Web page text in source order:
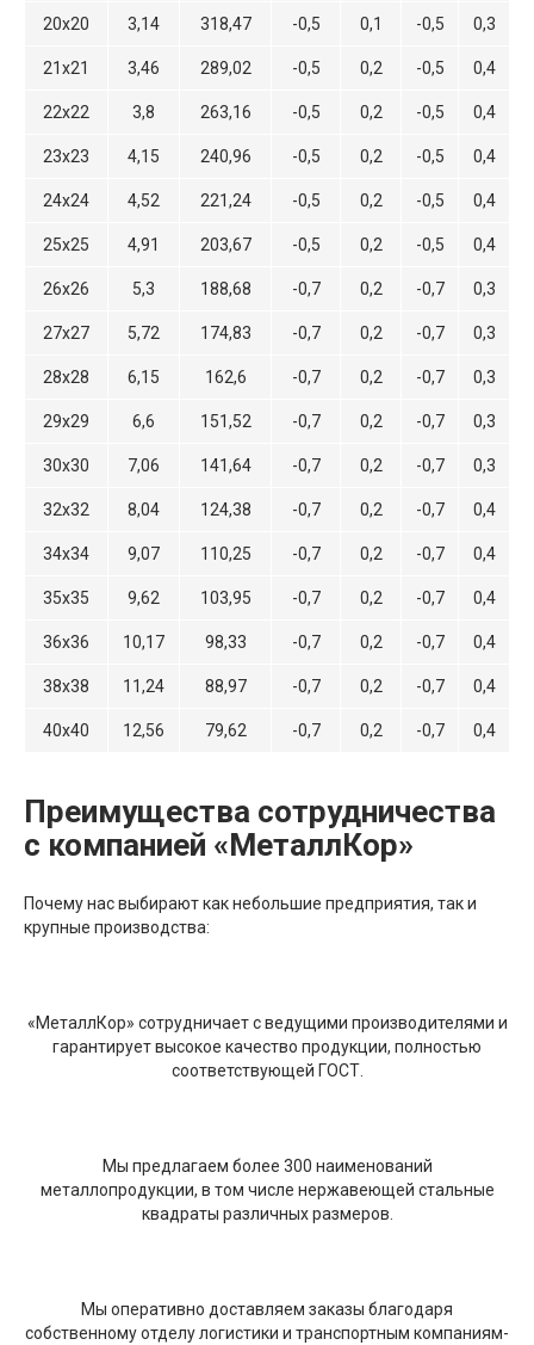
20х20 3,14 318,47 -0,5 0,1 -0,5 0,3
21х21 3,46 289,02 -0,5 0,2 -0,5 0,4
22х22 3,8 263,16 -0,5 0,2 -0,5 0,4
23х23 4,15 240,96 -0,5 0,2 -0,5 0,4
24х24 4,52 221,24 -0,5 0,2 -0,5 0,4
25х25 4,91 203,67 -0,5 0,2 -0,5 0,4
26х26 5,3 188,68 -0,7 0,2 -0,7 0,3
27х27 5,72 174,83 -0,7 0,2 -0,7 0,3
28х28 6,15 162,6 -0,7 0,2 -0,7 0,3
29х29 6,6 151,52 -0,7 0,2 -0,7 0,3
30х30 7,06 141,64 -0,7 0,2 -0,7 0,3
32х32 8,04 124,38 -0,7 0,2 -0,7 0,4
34х34 9,07 110,25 -0,7 0,2 -0,7 0,4
35х35 9,62 103,95 -0,7 0,2 -0,7 0,4
36х36 10,17 98,33 -0,7 0,2 -0,7 0,4
38х38 11,24 88,97 -0,7 0,2 -0,7 0,4
40х40 12,56 79,62 -0,7 0,2 -0,7 0,4
Преимущества сотрудничества
с компанией «МеталлКор»
Почему нас выбирают как небольшие предприятия, так и
крупные производства:
«МеталлКор» сотрудничает с ведущими производителями и
гарантирует высокое качество продукции, полностью
соответствующей ГОСТ.
Мы предлагаем более 300 наименований
металлопродукции, в том числе нержавеющей стальные
квадраты различных размеров.
Мы оперативно доставляем заказы благодаря
собственному отделу логистики и транспортным компаниям-